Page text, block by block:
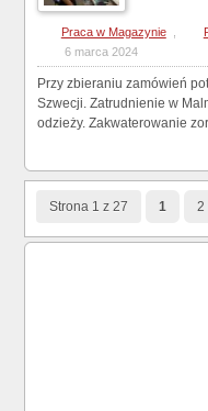
Praca w Magazynie
6 marca 2024
Przy zbieraniu zamówień
Szwecji. Zatrudnienie w
odzieży. Zakwaterowanie
Strona 1 z 27 1 2